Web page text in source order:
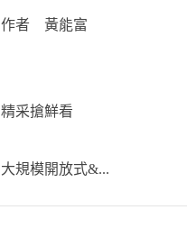
作者 黃能富
精采搶鮮看
大規模開放式&...